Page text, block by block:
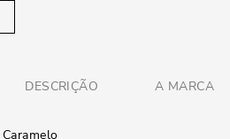
DESCRIÇÃO A MARCA
Caramelo